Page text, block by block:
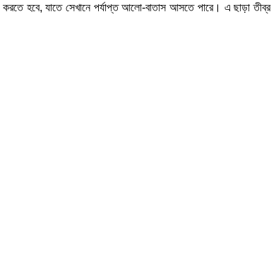
করতে হবে, যাতে সেখানে পর্যাপ্ত আলো-বাতাস আসতে পারে। এ ছাড়া তীব্র